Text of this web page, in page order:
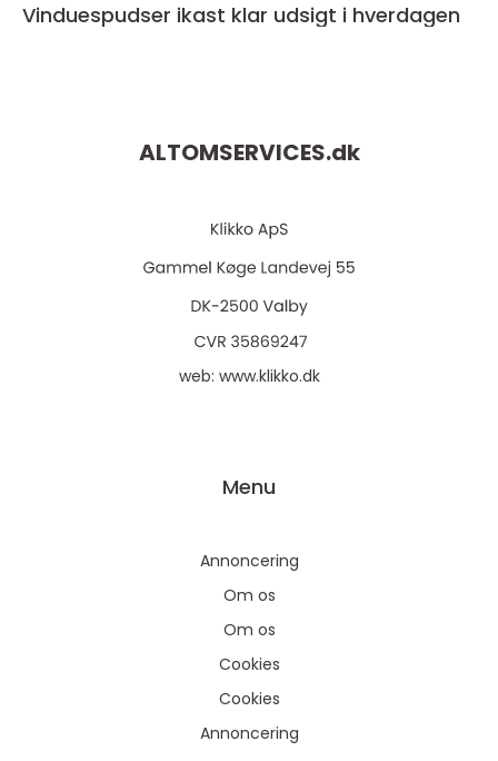
Vinduespudser ikast klar udsigt i hverdagen
ALTOMSERVICES.dk
web: www.klikko.dk
Menu
Annoncering
Om os
Om os
Cookies
Cookies
Annoncering